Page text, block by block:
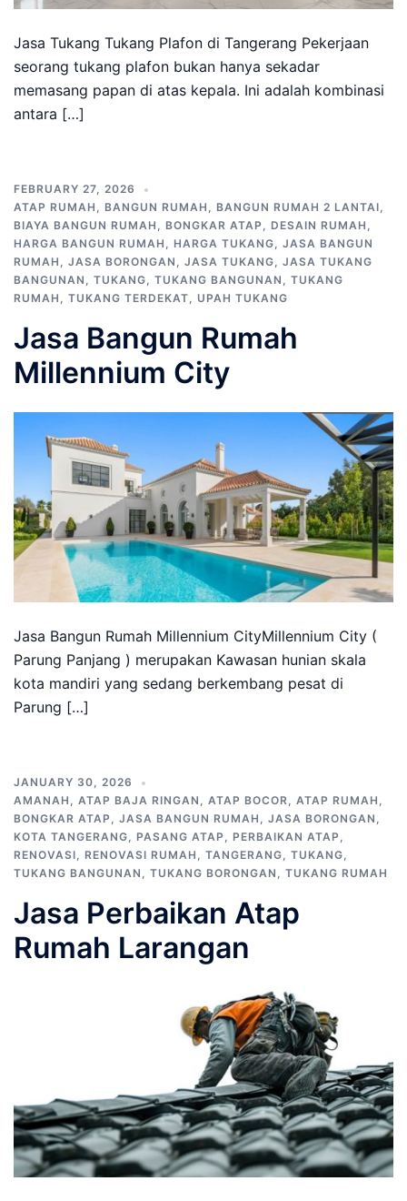
Jasa Tukang Tukang Plafon di Tangerang Pekerjaan
seorang tukang plafon bukan hanya sekadar
memasang papan di atas kepala. Ini adalah kombinasi
antara […]
FEBRUARY 27, 2026
ATAP RUMAH , BANGUN RUMAH , BANGUN RUMAH 2 LANTAI,
BIAYA BANGUN RUMAH , BONGKAR ATAP , DESAIN RUMAH ,
HARGA BANGUN RUMAH , HARGA TUKANG, JASA BANGUN
RUMAH , JASA BORONGAN , JASA TUKANG, JASA TUKANG
BANGUNAN , TUKANG, TUKANG BANGUNAN , TUKANG
RUMAH , TUKANG TERDEKAT, UPAH TUKANG
Jasa Bangun Rumah
Millennium City
Jasa Bangun Rumah Millennium CityMillennium City (
Parung Panjang ) merupakan Kawasan hunian skala
kota mandiri yang sedang berkembang pesat di
Parung […]
JANUARY 30, 2026
AMANAH , ATAP BAJA RINGAN , ATAP BOCOR, ATAP RUMAH ,
BONGKAR ATAP , JASA BANGUN RUMAH , JASA BORONGAN ,
KOTA TANGERANG, PASANG ATAP , PERBAIKAN ATAP ,
RENOVASI, RENOVASI RUMAH , TANGERANG, TUKANG,
TUKANG BANGUNAN , TUKANG BORONGAN , TUKANG RUMAH
Jasa Perbaikan Atap
Rumah Larangan